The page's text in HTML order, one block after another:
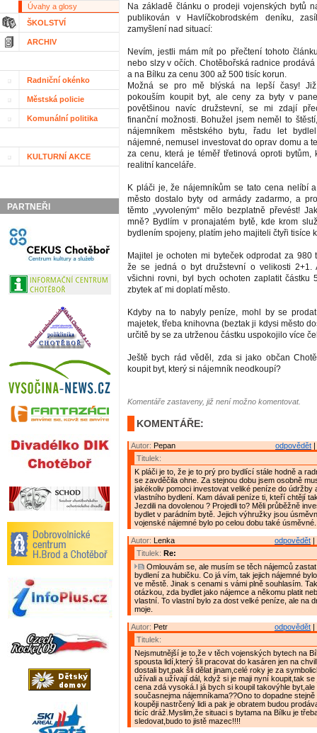
Úvahy a glosy
ŠKOLSTVÍ
ARCHIV
Radniční okénko
Městská policie
Komunální politika
KULTURNÍ AKCE
PARTNEŘI
Na základě článku o prodeji vojenských bytů
publikován v Havlíčkobrodském deníku,
zamyšlení nad situací:
Nevím, jestli mám mít po přečtení tohoto
nebo slzy v očích. Chotěbořská radnice
a na Bílku za cenu 300 až 500 tisíc korun.
Možná se pro mě blýská na lepší časy!
pokouším koupit byt, ale ceny za byty v
povětšinou navíc družstevní, se mi zdají
finanční možnosti. Bohužel jsem neměl to
nájemníkem městského bytu, řadu let
nájemné, nemusel investovat do oprav domu a
za cenu, která je téměř třetinová oproti bytům,
realitní kanceláře.
K pláči je, že nájemníkům se tato cena nelíbí
město dostalo byty od armády zadarmo, a
těmto „vyvoleným“ mělo bezplatně převést!
mně? Bydlím v pronajatém bytě, kde krom
bydlením spojeny, platím jeho majiteli čtyři tisíce
Majitel je ochoten mi byteček odprodat za 980
že se jedná o byt družstevní o velikosti 2+1.
všichni rovni, byl bych ochoten zaplatit částku
zbytek ať mi doplatí město.
Kdyby na to nabyly peníze, mohl by se
majetek, třeba knihovna (beztak ji kdysi město
určitě by se za utrženou částku uspokojilo více
Ještě bych rád věděl, zda si jako občan
koupit byt, který si nájemník neodkoupí?
Komentáře zastaveny, již není možno komentovat.
KOMENTÁŘE:
odpovědět
Autor: Pepan
Titulek:
K pláči je to, že je to prý pro bydlící stále hodně a
se zavděčila ohne. Za stejnou dobu jsem osobně
jakékoliv pomoci investovat veliké peníze do údržby
vlastního bydlení. Kam dávali peníze ti, kteří chtějí
Jezdili na dovolenou ? Projedli to? Měli průběžně
bydlet v parádním bytě. Jejich výhružky jsou
vojenské nájemné bylo po celou dobu také úsměvné.
odpovědět |
Autor: Lenka
Titulek: Re:
Omlouvám se, ale musím se těch nájemců
bydlení za hubičku. Co já vím, tak jejich nájemné
ve městě. Jinak s cenami s vámi plně souhlasím.
otázkou, zda bydlet jako nájemce a někomu platit
vlastní. To vlastní bylo za dost velké peníze, ale na
moje.
odpovědět |
Autor: Petr
Titulek:
Nejsmutnější je to,že v těch vojenských bytech na
spousta lidí,který šli pracovat do kasáren jen na
dostali byt,pak šli dělat jinam,celé roky je za
užívali a užívají dál, když si je maji nyní koupit,tak se
cena zdá vysoká.I já bych si koupil takovýhle byt,ale
současnejma nájemníkama??Ono to dopadne
koupěji nastrčený lidi a pak je obratem budou
ticíc dráž.Myslim,že situaci s bytama na Bílku je
sledovat,budo to jistě mazec!!!!